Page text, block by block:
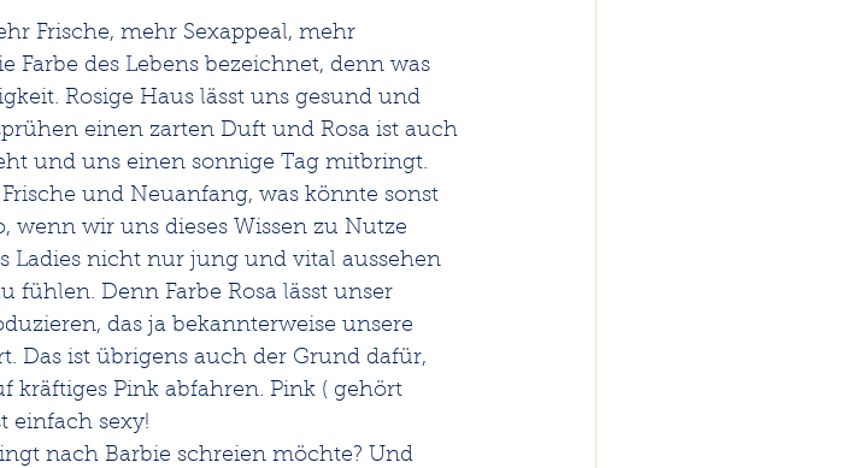
Frische, mehr Sexappeal, mehr
Farbe des Lebens bezeichnet, denn was
Rosige Haus lässt uns gesund und
einen zarten Duft und Rosa ist auch
und uns einen sonnige Tag mitbringt.
und Neuanfang, was könnte sonst
wenn wir uns dieses Wissen zu Nutze
Ladies nicht nur jung und vital aussehen
fühlen. Denn Farbe Rosa lässt unser
das ja bekannterweise unsere
Das ist übrigens auch der Grund dafür,
kräftiges Pink abfahren. Pink ( gehört
einfach sexy!
nach Barbie schreien möchte? Und